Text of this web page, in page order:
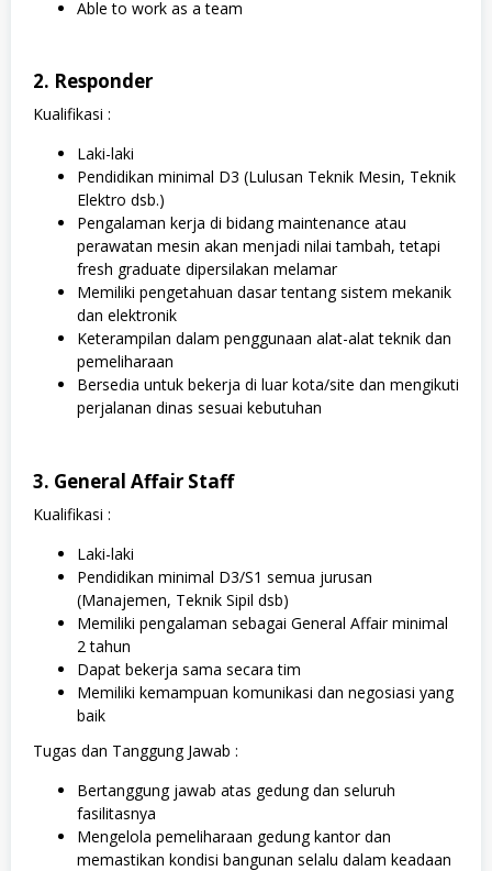
Able to work as a team
2. Responder
Kualifikasi :
Laki-laki
Pendidikan minimal D3 (Lulusan Teknik Mesin, Teknik
Elektro dsb.)
Pengalaman kerja di bidang maintenance atau
perawatan mesin akan menjadi nilai tambah, tetapi
fresh graduate dipersilakan melamar
Memiliki pengetahuan dasar tentang sistem mekanik
dan elektronik
Keterampilan dalam penggunaan alat-alat teknik dan
pemeliharaan
Bersedia untuk bekerja di luar kota/site dan mengikuti
perjalanan dinas sesuai kebutuhan
3. General Affair Staff
Kualifikasi :
Laki-laki
Pendidikan minimal D3/S1 semua jurusan
(Manajemen, Teknik Sipil dsb)
Memiliki pengalaman sebagai General Affair minimal
2 tahun
Dapat bekerja sama secara tim
Memiliki kemampuan komunikasi dan negosiasi yang
baik
Tugas dan Tanggung Jawab :
Bertanggung jawab atas gedung dan seluruh
fasilitasnya
Mengelola pemeliharaan gedung kantor dan
memastikan kondisi bangunan selalu dalam keadaan